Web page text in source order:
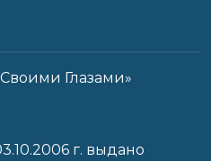
Глазами»
г. выдано